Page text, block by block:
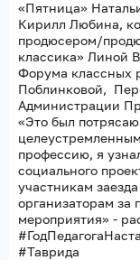
«Пятница»
Кирилл Любина,
продюсером/
классика» Линой
Форума классных
Поблинковой,
Администрации
«Это был
профессию, я
социального
участникам
организаторам за
мероприятия» -
#Таврида